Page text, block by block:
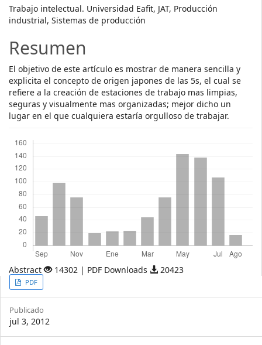
Trabajo intelectual. Universidad Eafit, JAT, Producción
industrial, Sistemas de producción
Resumen
El objetivo de este artículo es mostrar de manera sencilla y
explicita el concepto de origen japones de las 5s, el cual se
refiere a la creación de estaciones de trabajo mas limpias,
seguras y visualmente mas organizadas; mejor dicho un
lugar en el que cualquiera estaría orgulloso de trabajar.
Abstract 14302 | PDF Downloads 20423
Article
Sidebar
PDF
Publicado
jul 3, 2012